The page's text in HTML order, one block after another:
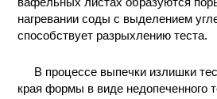
нагревании соды с выделением
способствует разрыхлению теста.
В процессе выпечки излишки
края формы в виде недопеченного